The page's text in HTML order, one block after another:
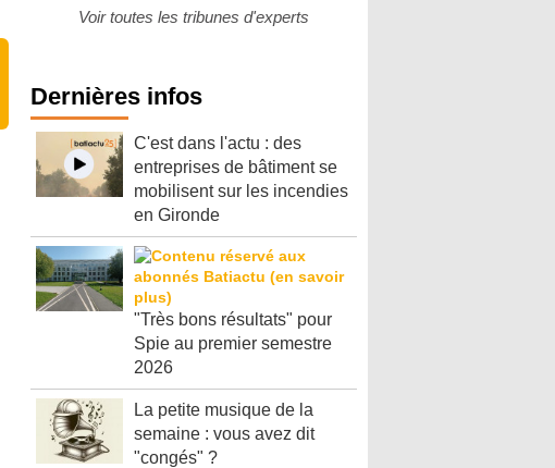
Voir toutes les tribunes d'experts
Dernières infos
C'est dans l'actu : des
entreprises de bâtiment se
mobilisent sur les incendies
en Gironde
"Très bons résultats" pour
Spie au premier semestre
2026
La petite musique de la
semaine : vous avez dit
"congés" ?